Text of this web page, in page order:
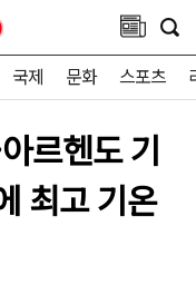
국제 문화 스포츠
르헨도 기
최고 기온